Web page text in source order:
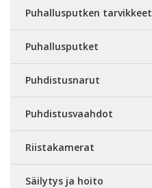
Puhallusputken tarvikkeet
Puhallusputket
Puhdistusnarut
Puhdistusvaahdot
Riistakamerat
Säilytys ja hoito